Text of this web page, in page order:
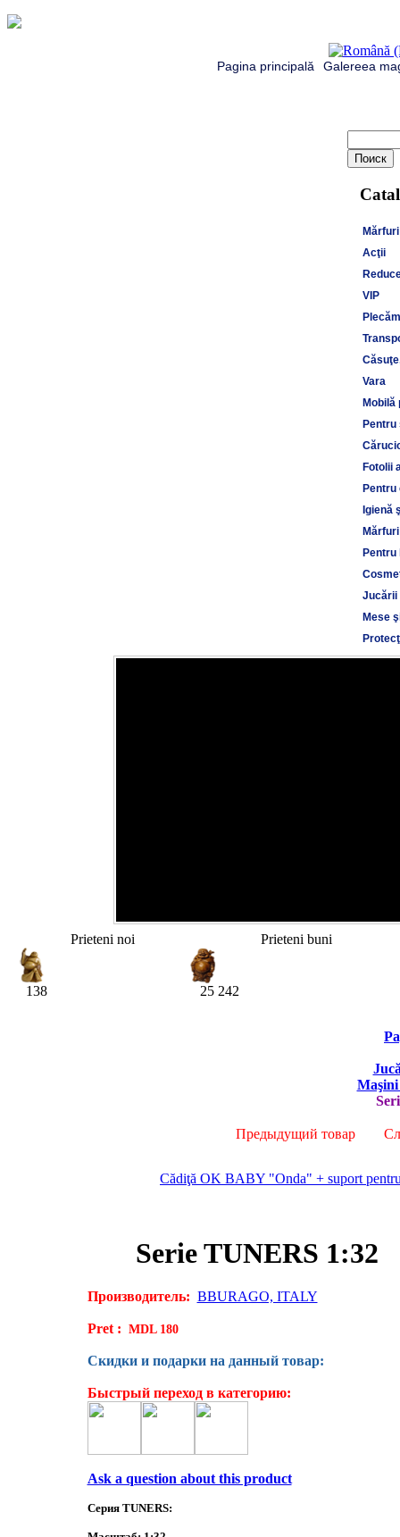
Pagina principală Galereea
Acţii
VIP
Vara
Mobilă
Pentru
Fotolii
Igienă
Pentru
Jucării
Mese
Prieteni noi
138
Prieteni buni
25 242
Maşini
Предыдущий товар
Cădiţă OK BABY "Onda" + suport
Serie TUNERS 1:32
Производитель: BBURAGO, ITALY
Pret : MDL 180
Скидки и подарки на данный товар:
Быстрый переход в категорию:
Ask a question about this product
Серия TUNERS: